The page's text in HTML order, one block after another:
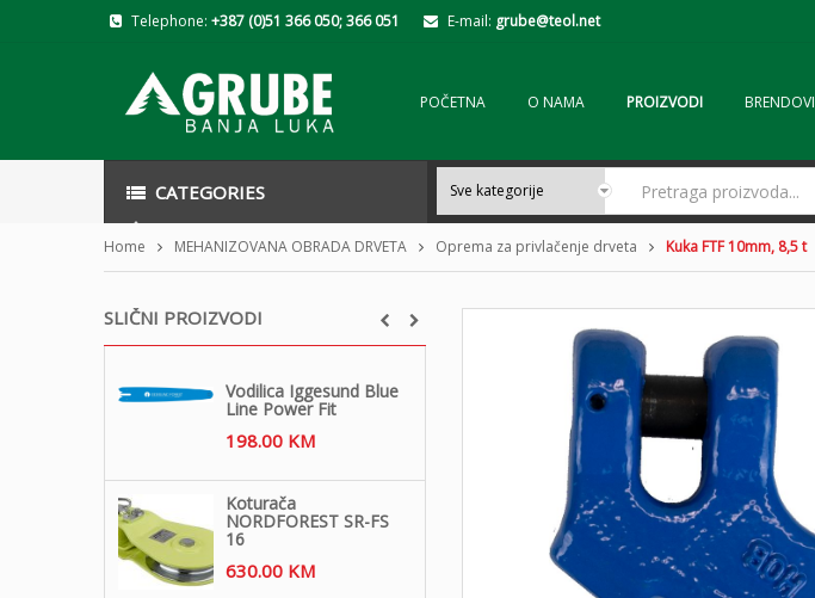
Telephone: +387 (0)51 366 050; 366 051 E-mail: grube@teol.net
POČETNA O NAMA PROIZVODI BRENDOVI
CATEGORIES
Home MEHANIZOVANA OBRADA DRVETA Oprema za privlačenje drveta Kuka FTF 10mm, 8,5 t
SLIČNI PROIZVODI
Vodilica Iggesund Blue
Line Power Fit
198.00 KM
Koturača
NORDFOREST SR-FS
16
630.00 KM